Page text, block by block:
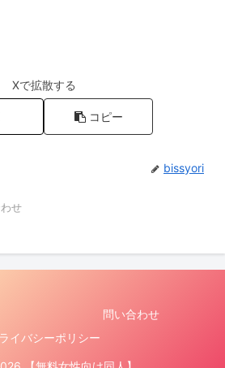
Xで拡散する
コピー
bissyori
せ
問い合わせ
イバシーポリシー